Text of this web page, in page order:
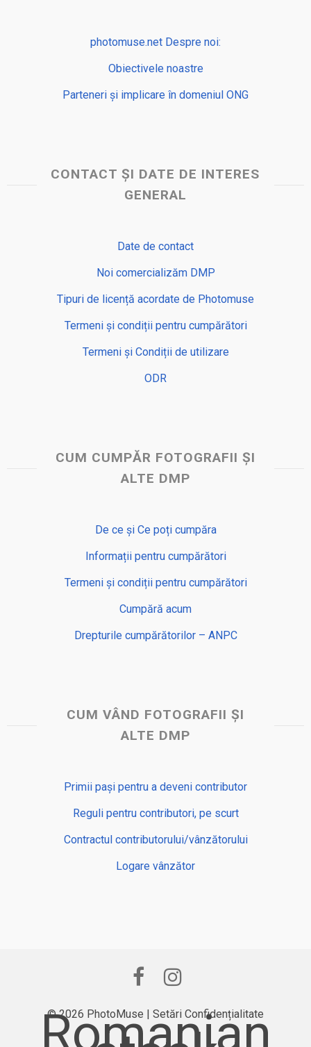
photomuse.net Despre noi:
Obiectivele noastre
Parteneri și implicare în domeniul ONG
CONTACT ȘI DATE DE INTERES
GENERAL
Date de contact
Noi comercializăm DMP
Tipuri de licență acordate de Photomuse
Termeni și condiții pentru cumpărători
Termeni și Condiții de utilizare
ODR
CUM CUMPĂR FOTOGRAFII ȘI
ALTE DMP
De ce și Ce poți cumpăra
Informații pentru cumpărători
Termeni și condiții pentru cumpărători
Cumpără acum
Drepturile cumpărătorilor – ANPC
CUM VÂND FOTOGRAFII ȘI
ALTE DMP
Primii pași pentru a deveni contributor
Reguli pentru contributori, pe scurt
Contractul contributorului/vânzătorului
Logare vânzător
© 2026 PhotoMuse | Setări Confidențialitate
Romanian